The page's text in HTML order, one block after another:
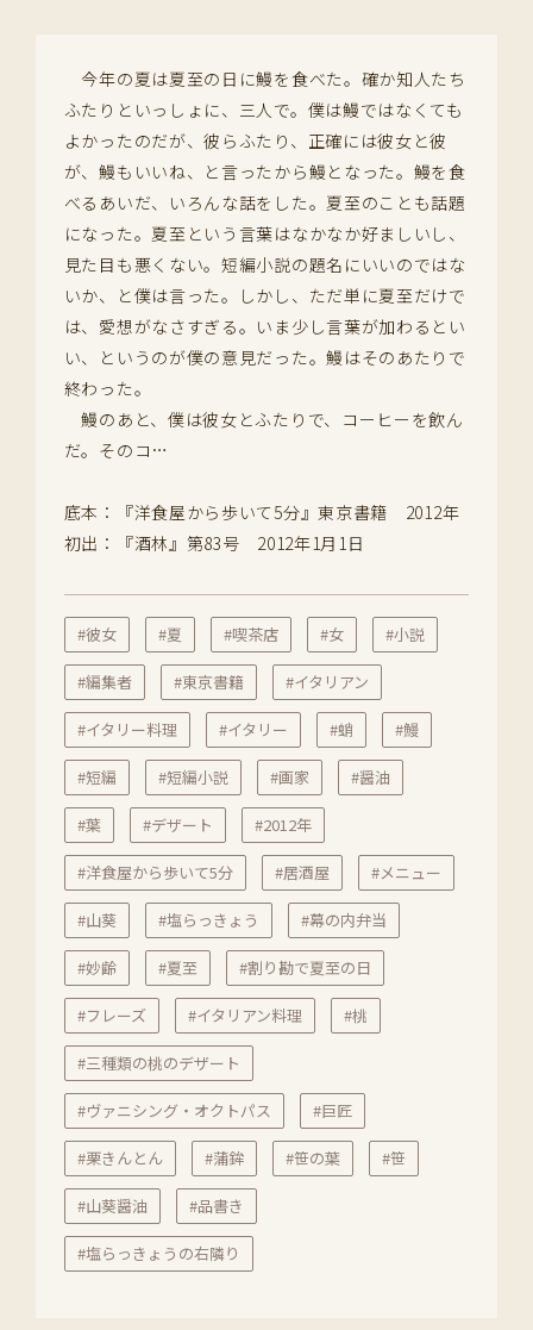
今年の夏は夏至の日に鰻を食べた。確か知人たち
ふたりといっしょに、三人で。僕は鰻ではなくても
よかったのだが、彼らふたり、正確には彼女と彼
が、鰻もいいね、と言ったから鰻となった。鰻を食
べるあいだ、いろんな話をした。夏至のことも話題
になった。夏至という言葉はなかなか好ましいし、
見た目も悪くない。短編小説の題名にいいのではな
いか、と僕は言った。しかし、ただ単に夏至だけで
は、愛想がなさすぎる。いま少し言葉が加わるとい
い、というのが僕の意見だった。鰻はそのあたりで
終わった。
鰻のあと、僕は彼女とふたりで、コーヒーを飲ん
だ。そのコ…
底本：『洋食屋から歩いて5分』東京書籍 2012年
初出：『酒林』第83号 2012年1月1日
#彼女 #夏 #喫茶店 #女 #小説
#編集者 #東京書籍 #イタリアン
#イタリー料理 #イタリー #蛸 #鰻
#短編 #短編小説 #画家 #醤油
#葉 #デザート #2012年
#洋食屋から歩いて5分 #居酒屋 #メニュー
#山葵 #塩らっきょう #幕の内弁当
#妙齢 #夏至 #割り勘で夏至の日
#フレーズ #イタリアン料理 #桃
#三種類の桃のデザート
#ヴァニシング・オクトパス #巨匠
#栗きんとん #蒲鉾 #笹の葉 #笹
#山葵醤油 #品書き
#塩らっきょうの右隣り